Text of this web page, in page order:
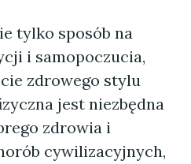
tylko sposób na
i samopoczucia,
zdrowego stylu
jest niezbędna
zdrowia i
cywilizacyjnych,